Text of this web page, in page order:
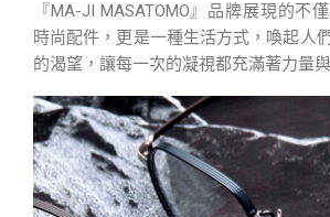
『MA-JI MASATOMO』品牌展現的不
時尚配件，更是一種生活方式，喚起人
的渴望，讓每一次的凝視都充滿著力量